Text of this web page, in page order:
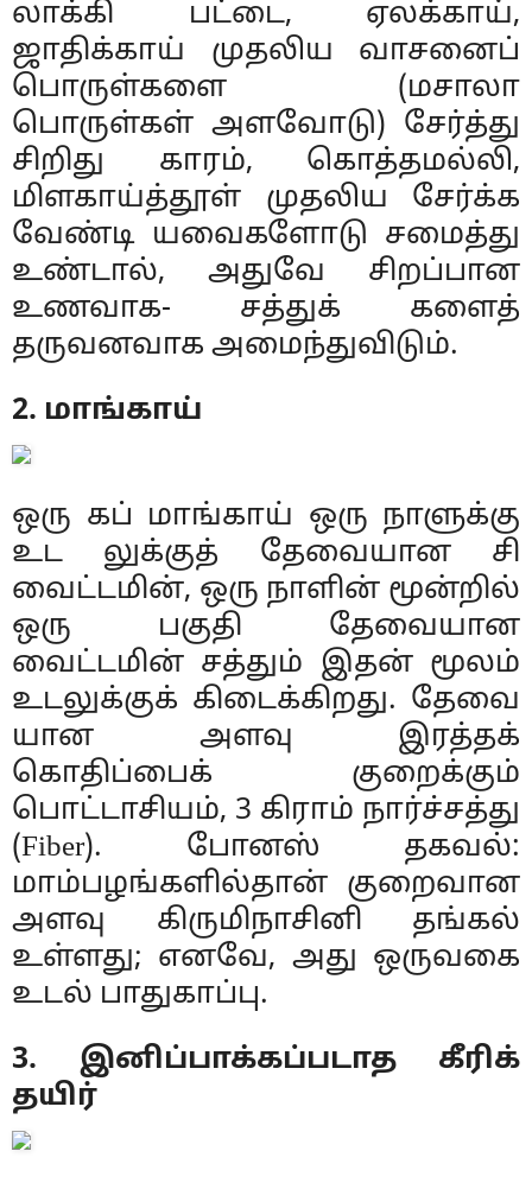
லாக்கி பட்டை, ஏலக்காய்,
ஜாதிக்காய் முதலிய வாசனைப்
பொருள்களை (மசாலா
பொருள்கள் அளவோடு) சேர்த்து
சிறிது காரம், கொத்தமல்லி,
மிளகாய்த்தூள் முதலிய சேர்க்க
வேண்டி யவைகளோடு சமைத்து
உண்டால், அதுவே சிறப்பான
உணவாக- சத்துக் களைத்
தருவனவாக அமைந்துவிடும்.
2. மாங்காய்
ஒரு கப் மாங்காய் ஒரு நாளுக்கு
உட லுக்குத் தேவையான சி
வைட்டமின், ஒரு நாளின் மூன்றில்
ஒரு பகுதி தேவையான
வைட்டமின் சத்தும் இதன் மூலம்
உடலுக்குக் கிடைக்கிறது. தேவை
யான அளவு இரத்தக்
கொதிப்பைக் குறைக்கும்
பொட்டாசியம், 3 கிராம் நார்ச்சத்து
(Fiber). போனஸ் தகவல்:
மாம்பழங்களில்தான் குறைவான
அளவு கிருமிநாசினி தங்கல்
உள்ளது; எனவே, அது ஒருவகை
உடல் பாதுகாப்பு.
3. இனிப்பாக்கப்படாத கீரிக்
தயிர்